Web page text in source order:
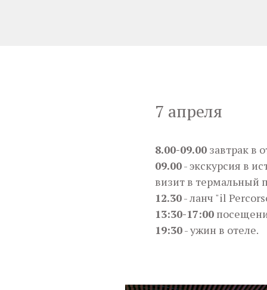
7 апреля
8.00-09.00 завтрак в
09.00- экскурсия в
визит в термальный
12.30- ланч "il
13:30-17:00
19:30- ужин в отеле.